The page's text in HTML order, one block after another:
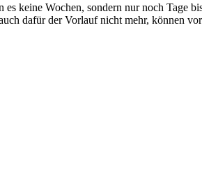
keine Wochen, sondern nur noch Tage
dafür der Vorlauf nicht mehr, können